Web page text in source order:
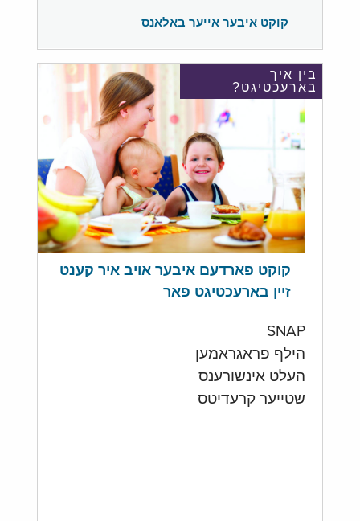
קוקט איבער אייער באלאנס
בין איך
בארעכטיגט?
קוקט פארדעם איבער אויב איר קענט
זיין בארעכטיגט פאר
SNAP
הילף פראגראמען
העלט אינשורענס
שטייער קרעדיטס